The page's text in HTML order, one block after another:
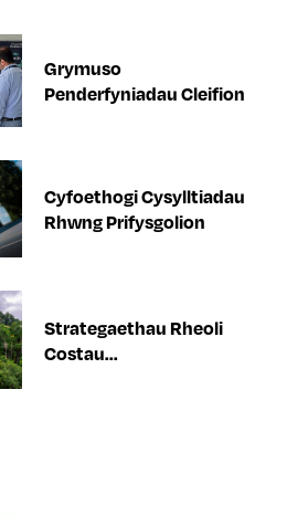
Grymuso
Penderfyniadau Cleifion
Cyfoethogi Cysylltiadau
Rhwng Prifysgolion
Strategaethau Rheoli
Costau...